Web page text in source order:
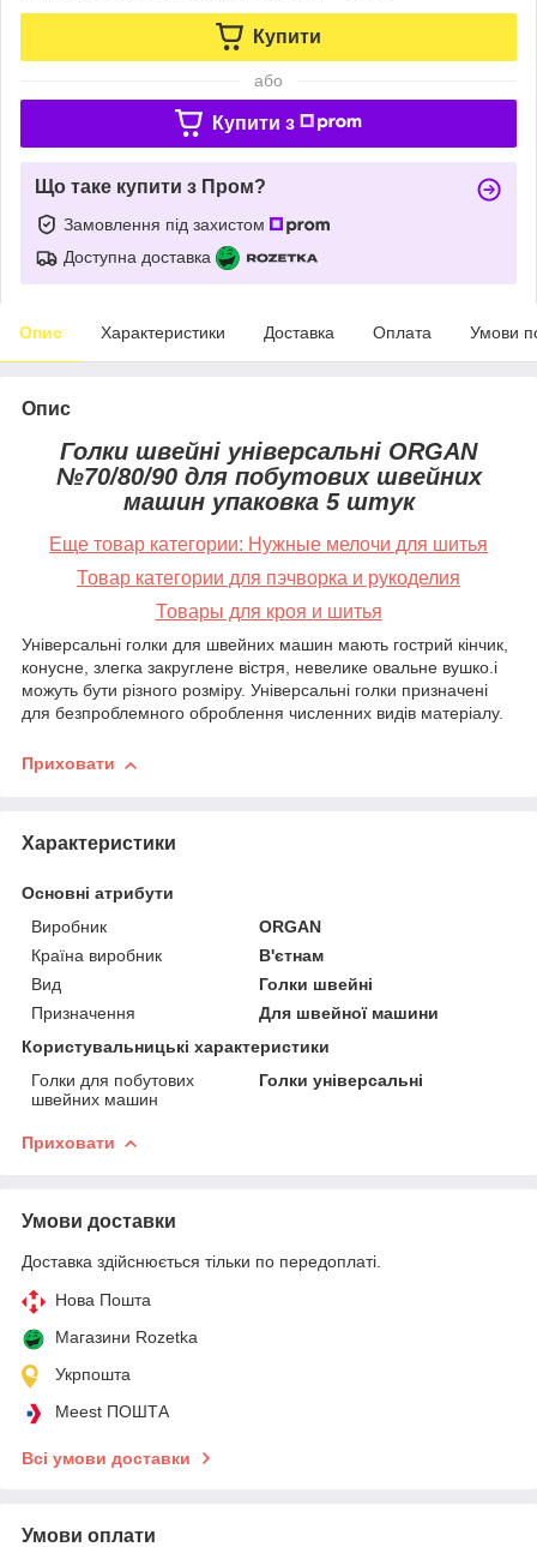
Купити
або
Купити з
Що таке купити з Пром?
Замовлення під захистом
Доступна доставка
Опис Характеристики Доставка Оплата Умови
Опис
Голки швейні універсальні ORGAN
№70/80/90 для побутових швейних
машин упаковка 5 штук
Еще товар категории: Нужные мелочи для шитья
Товар категории для пэчворка и рукоделия
Товары для кроя и шитья
Універсальні голки для швейних машин мають гострий кінчик,
конусне, злегка закруглене вістря, невелике овальне вушко.і
можуть бути різного розміру. Універсальні голки призначені
для безпроблемного оброблення численних видів матеріалу.
Приховати
Характеристики
Основні атрибути
Виробник
ORGAN
Країна виробник
В'єтнам
Вид
Голки швейні
Призначення
Для швейної машини
Користувальницькі характеристики
Голки для побутових
швейних машин
Голки універсальні
Приховати
Умови доставки
Доставка здійснюється тільки по передоплаті.
Нова Пошта
Магазини Rozetka
Укрпошта
Meest ПОШТА
Всі умови доставки
Умови оплати